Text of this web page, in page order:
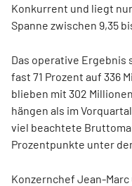
Konkurrent und liegt
Spanne zwischen 9,35
Das operative Ergebnis
fast 71 Prozent auf 336
blieben mit 302
hängen als im
viel beachtete
Prozentpunkte unter
Konzernchef Jean-